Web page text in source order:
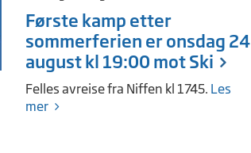
Første kamp etter
sommerferien er onsdag 24
august kl 19:00 mot Ski
Felles avreise fra Niffen kl 1745. Les
mer